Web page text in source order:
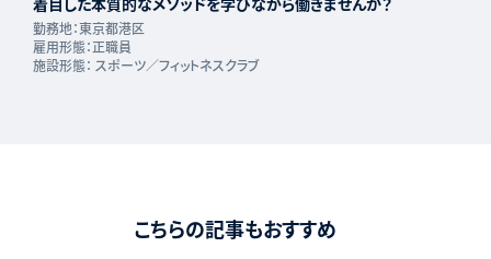
勤務地：東京都港区
雇用形態：正職員
施設形態： スポーツ／フィットネスクラブ
こちらの記事もおすすめ